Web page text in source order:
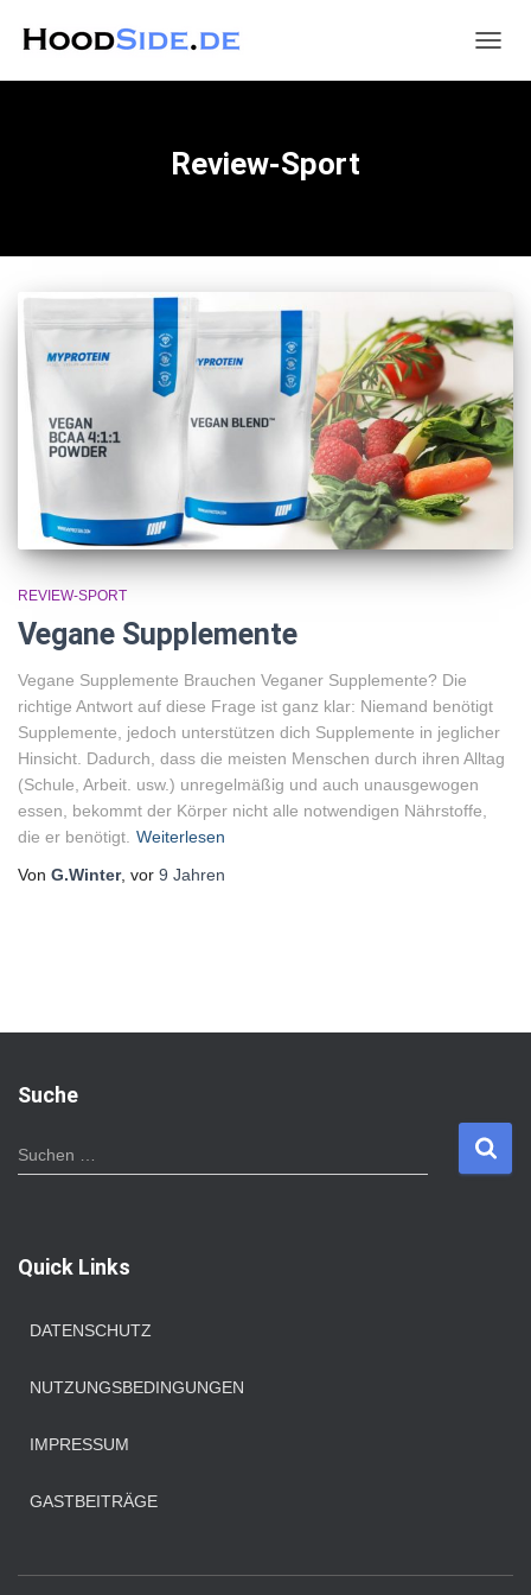
Review-Sport
REVIEW-SPORT
Vegane Supplemente
Vegane Supplemente Brauchen Veganer Supplemente? Die
richtige Antwort auf diese Frage ist ganz klar: Niemand benötigt
Supplemente, jedoch unterstützen dich Supplemente in jeglicher
Hinsicht. Dadurch, dass die meisten Menschen durch ihren Alltag
(Schule, Arbeit. usw.) unregelmäßig und auch unausgewogen
essen, bekommt der Körper nicht alle notwendigen Nährstoffe,
die er benötigt. Weiterlesen
Von G.Winter, vor 9 Jahren
Suche
S
u
n
Suchen …
Quick Links
DATENSCHUTZ
NUTZUNGSBEDINGUNGEN
IMPRESSUM
GASTBEITRÄGE